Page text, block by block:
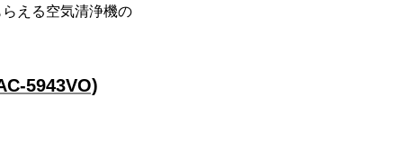
える空気清浄機の
5943VO)